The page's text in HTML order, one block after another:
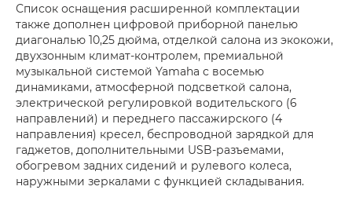
Список оснащения расширенной комплектации
также дополнен цифровой приборной панелью
диагональю 10,25 дюйма, отделкой салона из экокожи,
двухзонным климат-контролем, премиальной
музыкальной системой Yamaha с восемью
динамиками, атмосферной подсветкой салона,
электрической регулировкой водительского (6
направлений) и переднего пассажирского (4
направления) кресел, беспроводной зарядкой для
гаджетов, дополнительными USB-разъемами,
обогревом задних сидений и рулевого колеса,
наружными зеркалами с функцией складывания.